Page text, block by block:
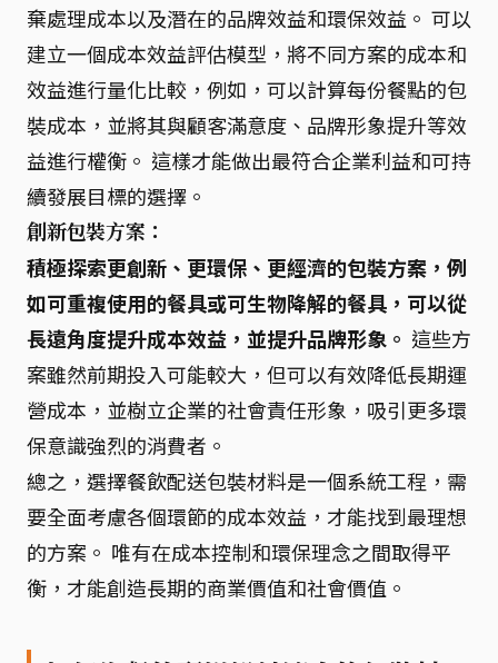
棄處理成本以及潛在的品牌效益和環保效益。 可以
建立一個成本效益評估模型，將不同方案的成本和
效益進行量化比較，例如，可以計算每份餐點的包
裝成本，並將其與顧客滿意度、品牌形象提升等效
益進行權衡。 這樣才能做出最符合企業利益和可持
續發展目標的選擇。
創新包裝方案：
積極探索更創新、更環保、更經濟的包裝方案，例
如可重複使用的餐具或可生物降解的餐具，可以從
長遠角度提升成本效益，並提升品牌形象。 這些方
案雖然前期投入可能較大，但可以有效降低長期運
營成本，並樹立企業的社會責任形象，吸引更多環
保意識強烈的消費者。
總之，選擇餐飲配送包裝材料是一個系統工程，需
要全面考慮各個環節的成本效益，才能找到最理想
的方案。 唯有在成本控制和環保理念之間取得平
衡，才能創造長期的商業價值和社會價值。